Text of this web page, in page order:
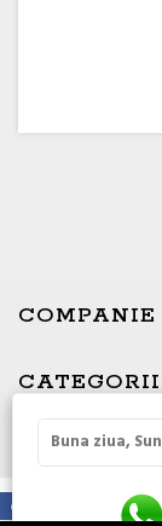
COMPANIE
CATEGORII
DATE DE
Buna ziua,